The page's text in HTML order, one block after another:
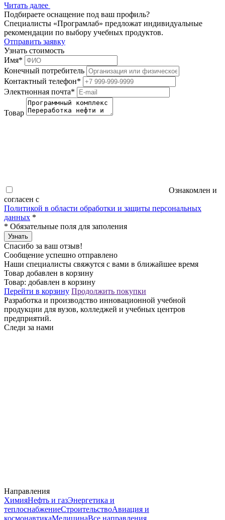
Читать далее
Подбираете оснащение под ваш профиль?
Специалисты «Програмлаб» предложат индивидуальные
рекомендации по выбору учебных продуктов.
Отправить заявку
Узнать стоимость
Имя*
Конечный потребитель
Контактный телефон*
Электнонная почта*
Товар
Ознакомлен и
согласен с
Политикой в области обработки и защиты персональных
данных *
* Обязательные поля для заполения
Узнать
Спасибо за ваш отзыв!
Сообщение успешно отправлено
Наши специалисты свяжутся с вами в ближайшее время
Товар добавлен в корзину
Товар: добавлен в корзину
Перейти в корзину Продолжить покупки
Разработка и производство инновационной учебной
продукции для вузов, колледжей и учебных центров
предприятий.
Следи за нами
Направления
ХимияНефть и газЭнергетика и
теплоснабжениеСтроительствоАвиация и
космонавтикаМедицинаВсе направления